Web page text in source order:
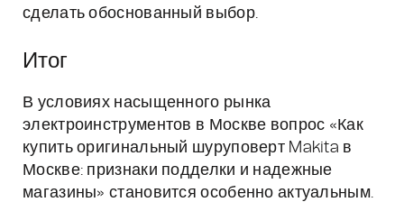
сделать обоснованный выбор.
Итог
В условиях насыщенного рынка
электроинструментов в Москве вопрос «Как
купить оригинальный шуруповерт Makita в
Москве: признаки подделки и надежные
магазины» становится особенно актуальным.